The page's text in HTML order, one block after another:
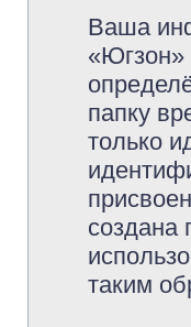
Ваша
«Югзон»
папку
только
создана
таким